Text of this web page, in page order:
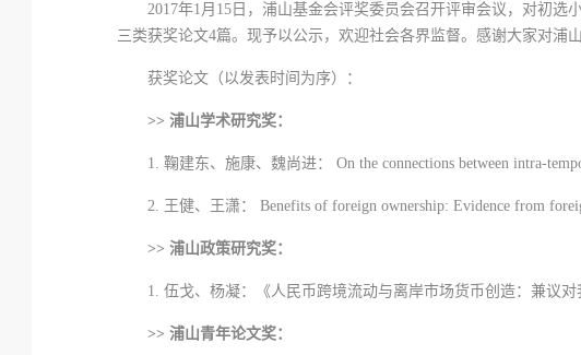
2017年1月15日，浦山基金会评奖委员会召开评审会议，对初
三类获奖论文4篇。现予以公示，欢迎社会各界监督。感谢大家对浦
获奖论文（以发表时间为序）：
>> 浦山学术研究奖：
1. 鞠建东、施康、魏尚进： On the connections between intra-
2. 王健、王潇： Benefits of foreign ownership: Evidence from
>> 浦山政策研究奖：
1. 伍戈、杨凝：《人民币跨境流动与离岸市场货币创造：兼议对
>> 浦山青年论文奖：